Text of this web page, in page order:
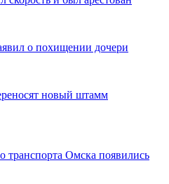
о похищении дочери
новый штамм
транспорта Омска появились